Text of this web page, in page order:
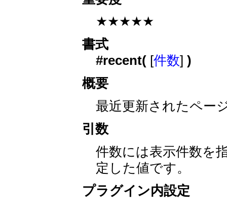
★★★★★
書式
#recent( [件数])
概要
最近更新されたペー
引数
件数には表示件数を
定した値です。
プラグイン内設定